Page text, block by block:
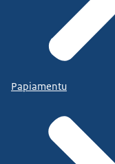
Papiamentu